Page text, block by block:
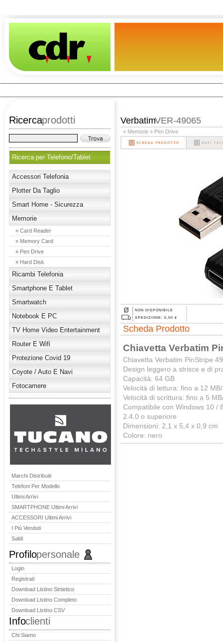
Ricercaprodotti
Ricerca per Telefono/Tablet
Accessori Telefonia
Plotter Da Taglio
Smart Home - Sicurezza
Memorie
» Card Reader
» Memory Card
» Pen Drive
» Hard Disk
Ricambi Telefonia
Smartphone E Tablet
Smartwatch
Notebook E PC
TV Home Video Entertainment
Router E Wifi
Protezione Covid 19
Coyote / Auto E Navi
Fotocamere
Marchi Distribuiti
Telefoni Per Modello
Ultimi Arrivi
SMARTPHONE Ultimi Arrivi
ACCESSORI Ultimi Arrivi
I Più Venduti
Saldi
Profilopersonale
Login
Registrati
Download Listino Sintetico
Download Listino Completo
Download Listino CSV
Infoclienti
Chi Siamo
VerbatimVER-49065
» Memorie » Pen Drive
NON DISPONIBILE
SPEDIZIONE: 5,50 €
Scheda Prodotto
Chiavetta Verbatim
Chiavetta Verbatim PinStripe
Design leggero a strisce e di
Capacità: 64 GB
Velocità di lettura: fino a 12
Velocità di scrittura: fino a 5
Compatibile con Windows 10 /
2.4.0 o superiore
Dimensioni: 2,1 x 5,4 x 0,9 cm
Colore: nero